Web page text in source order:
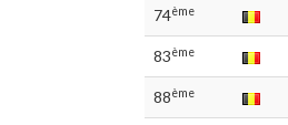
74ème
83ème
88ème